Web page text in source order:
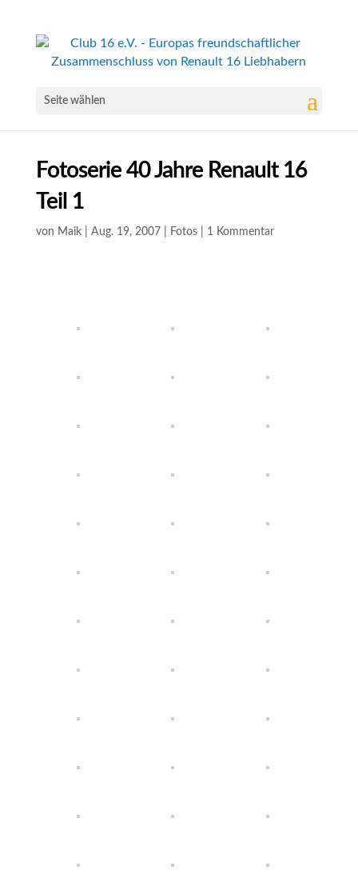
Seite wählen
Fotoserie 40 Jahre Renault 16
Teil 1
von Maik| Aug. 19, 2007 Fotos| 1 Kommentar